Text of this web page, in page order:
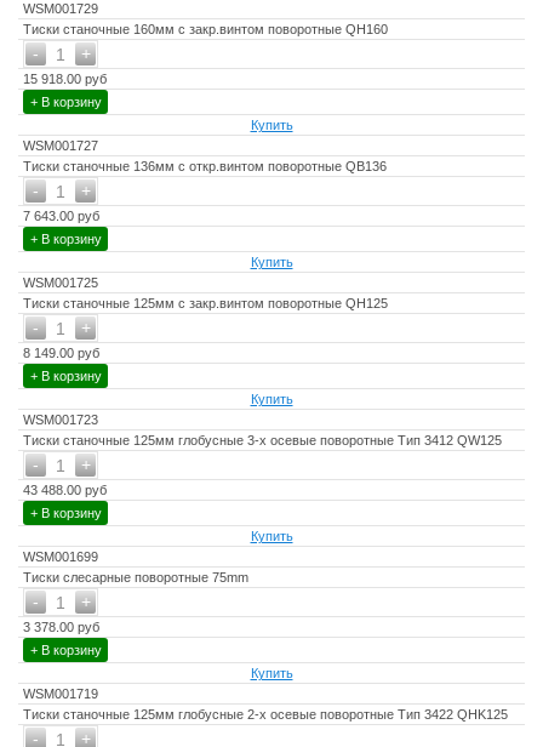
WSM001729
Тиски станочные 160мм с закр.винтом поворотные QH160
+
- 1
15 918.00 руб
+ В корзину
Купить
WSM001727
Тиски станочные 136мм с откр.винтом поворотные QB136
+
- 1
7 643.00 руб
+ В корзину
Купить
WSM001725
Тиски станочные 125мм с закр.винтом поворотные QH125
+
- 1
8 149.00 руб
+ В корзину
Купить
WSM001723
Тиски станочные 125мм глобусные 3-х осевые поворотные Тип 3412 QW125
+
- 1
43 488.00 руб
+ В корзину
Купить
WSM001699
Тиски слесарные поворотные 75mm
+
- 1
3 378.00 руб
+ В корзину
Купить
WSM001719
Тиски станочные 125мм глобусные 2-х осевые поворотные Тип 3422 QHK125
+
- 1